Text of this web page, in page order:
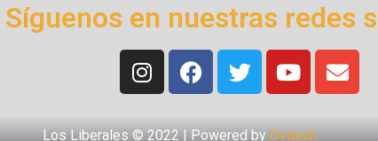
Síguenos en nuestras redes
Los Liberales © 2022 | Powered by Ovitech